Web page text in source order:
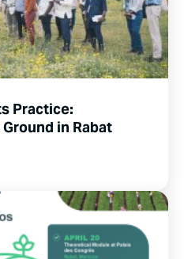
Practice:
in Rabat